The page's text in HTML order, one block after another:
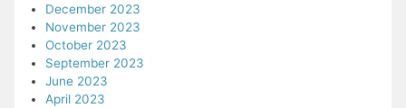
December 2023
November 2023
October 2023
September 2023
June 2023
April 2023